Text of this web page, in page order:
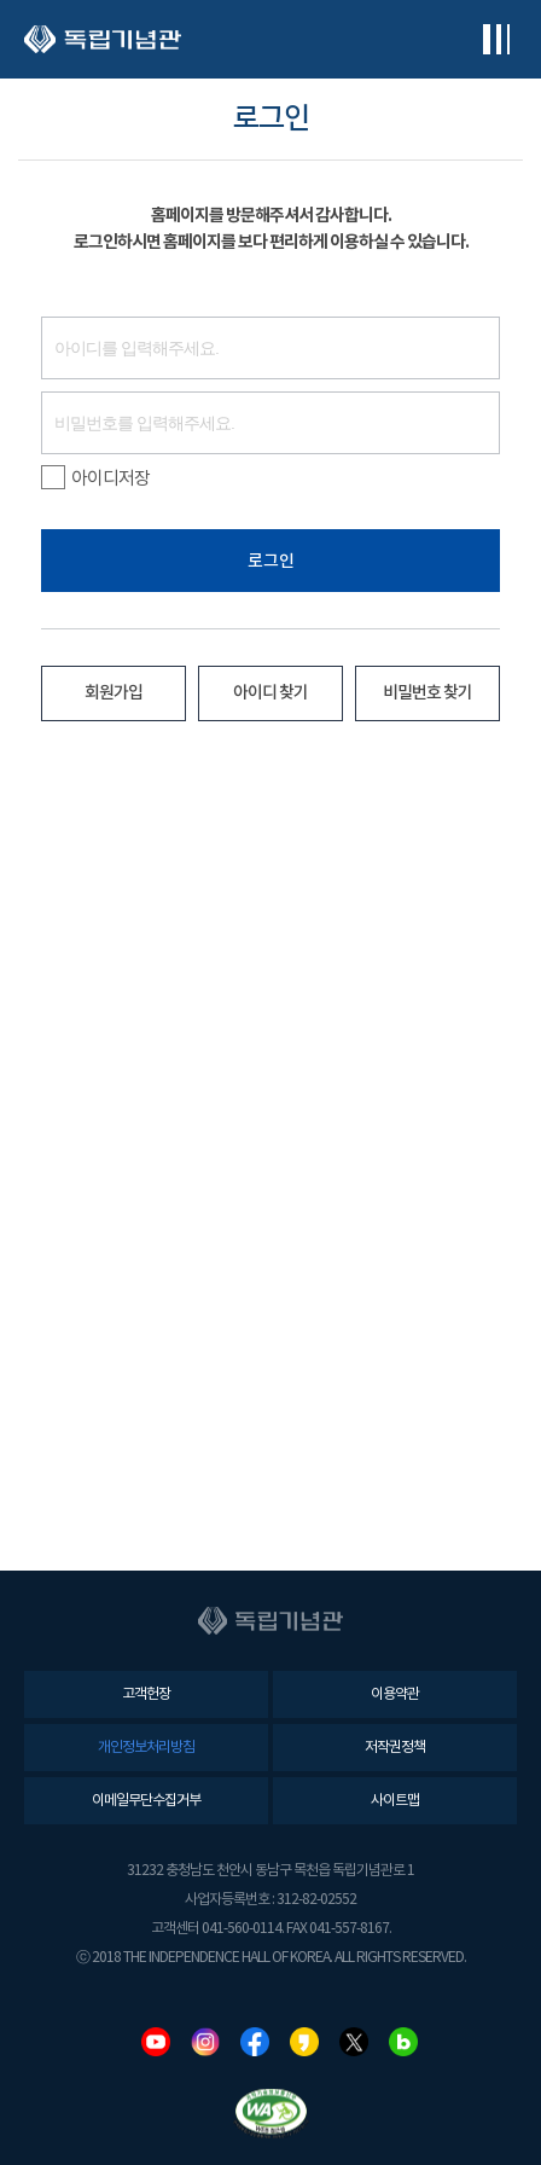
로그인
홈페이지를 방문해주셔서 감사합니다.
로그인하시면 홈페이지를 보다 편리하게 이용하실 수 있습니다.
아이디저장
로그인
회원가입 아이디 찾기 비밀번호 찾기
고객헌장 이용약관
개인정보처리방침 저작권정책
이메일무단수집거부 사이트맵
31232 충청남도 천안시 동남구 목천읍 독립기념관로 1
사업자등록번호 : 312-82-02552
고객센터 041-560-0114. FAX 041-557-8167.
ⓒ 2018 THE INDEPENDENCE HALL OF KOREA. ALL RIGHTS RESERVED.